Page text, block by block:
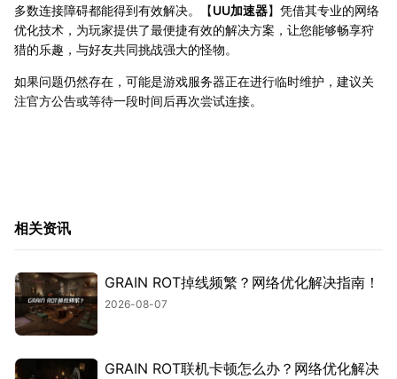
多数连接障碍都能得到有效解决。【UU加速器】凭借其专业的网络
优化技术，为玩家提供了最便捷有效的解决方案，让您能够畅享狩
猎的乐趣，与好友共同挑战强大的怪物。
如果问题仍然存在，可能是游戏服务器正在进行临时维护，建议关
注官方公告或等待一段时间后再次尝试连接。
相关资讯
GRAIN ROT掉线频繁？网络优化解决指南！
2026-08-07
GRAIN ROT联机卡顿怎么办？网络优化解决